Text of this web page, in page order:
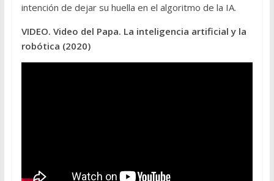
intención de dejar su huella en el algoritmo de la IA.
VIDEO. Video del Papa. La inteligencia artificial y la
robótica (2020)